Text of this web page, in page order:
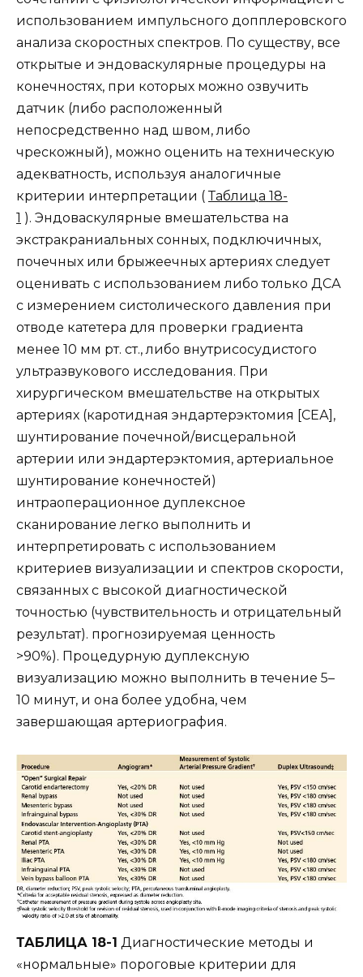
использованием импульсного допплеровского
анализа скоростных спектров. По существу, все
открытые и эндоваскулярные процедуры на
конечностях, при которых можно озвучить
датчик (либо расположенный
непосредственно над швом, либо
чрескожный), можно оценить на техническую
адекватность, используя аналогичные
критерии интерпретации (Таблица 18-
1 ). Эндоваскулярные вмешательства на
экстракраниальных сонных, подключичных,
почечных или брыжеечных артериях следует
оценивать с использованием либо только ДСА
с измерением систолического давления при
отводе катетера для проверки градиента
менее 10 мм рт. ст., либо внутрисосудистого
ультразвукового исследования. При
хирургическом вмешательстве на открытых
артериях (каротидная эндартерэктомия [СЕА],
шунтирование почечной/висцеральной
артерии или эндартерэктомия, артериальное
шунтирование конечностей)
интраоперационное дуплексное
сканирование легко выполнить и
интерпретировать с использованием
критериев визуализации и спектров скорости,
связанных с высокой диагностической
точностью (чувствительность и отрицательный
результат). прогнозируемая ценность
>90%). Процедурную дуплексную
визуализацию можно выполнить в течение 5–
10 минут, и она более удобна, чем
завершающая артериография.
ТАБЛИЦА 18-1 Диагностические методы и
«нормальные» пороговые критерии для